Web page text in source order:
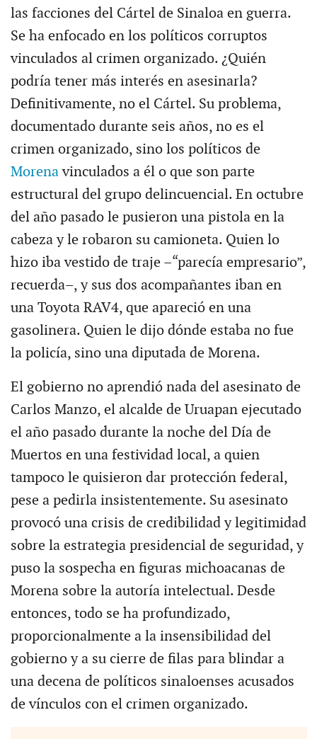
las facciones del Cártel de Sinaloa en guerra.
Se ha enfocado en los políticos corruptos
vinculados al crimen organizado. ¿Quién
podría tener más interés en asesinarla?
Definitivamente, no el Cártel. Su problema,
documentado durante seis años, no es el
crimen organizado, sino los políticos de
Morenavinculados a él o que son parte
estructural del grupo delincuencial. En octubre
del año pasado le pusieron una pistola en la
cabeza y le robaron su camioneta. Quien lo
hizo iba vestido de traje –“parecía empresario”,
recuerda–, y sus dos acompañantes iban en
una Toyota RAV4, que apareció en una
gasolinera. Quien le dijo dónde estaba no fue
la policía, sino una diputada de Morena.
El gobierno no aprendió nada del asesinato de
Carlos Manzo, el alcalde de Uruapan ejecutado
el año pasado durante la noche del Día de
Muertos en una festividad local, a quien
tampoco le quisieron dar protección federal,
pese a pedirla insistentemente. Su asesinato
provocó una crisis de credibilidad y legitimidad
sobre la estrategia presidencial de seguridad, y
puso la sospecha en figuras michoacanas de
Morena sobre la autoría intelectual. Desde
entonces, todo se ha profundizado,
proporcionalmente a la insensibilidad del
gobierno y a su cierre de filas para blindar a
una decena de políticos sinaloenses acusados
de vínculos con el crimen organizado.